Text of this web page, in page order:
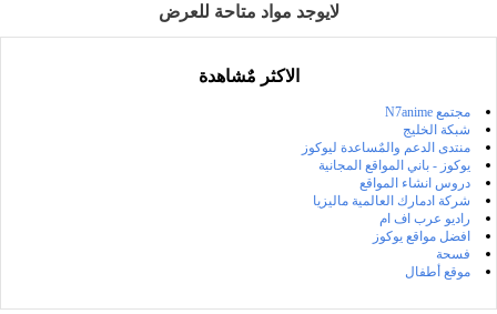
لايوجد مواد متاحة للعرض
الاكثر مٌشاهدة
مجتمع N7anime
شبكة الخليج
منتدى الدعم والمٌساعدة ليوكوز
يوكوز - باني المواقع المجانية
دروس انشاء المواقع
شركة ادمارك العالمية ماليزيا
راديو عرب اف ام
افضل مواقع يوكوز
فسحة
موقع أطفال